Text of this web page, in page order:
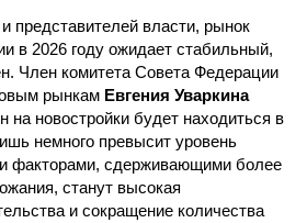
представителей власти, рынок
в 2026 году ожидает стабильный,
Член комитета Совета Федерации
рынкам Евгения Уваркина
на новостройки будет находиться в
немного превысит уровень
факторами, сдерживающими более
станут высокая
и сокращение количества